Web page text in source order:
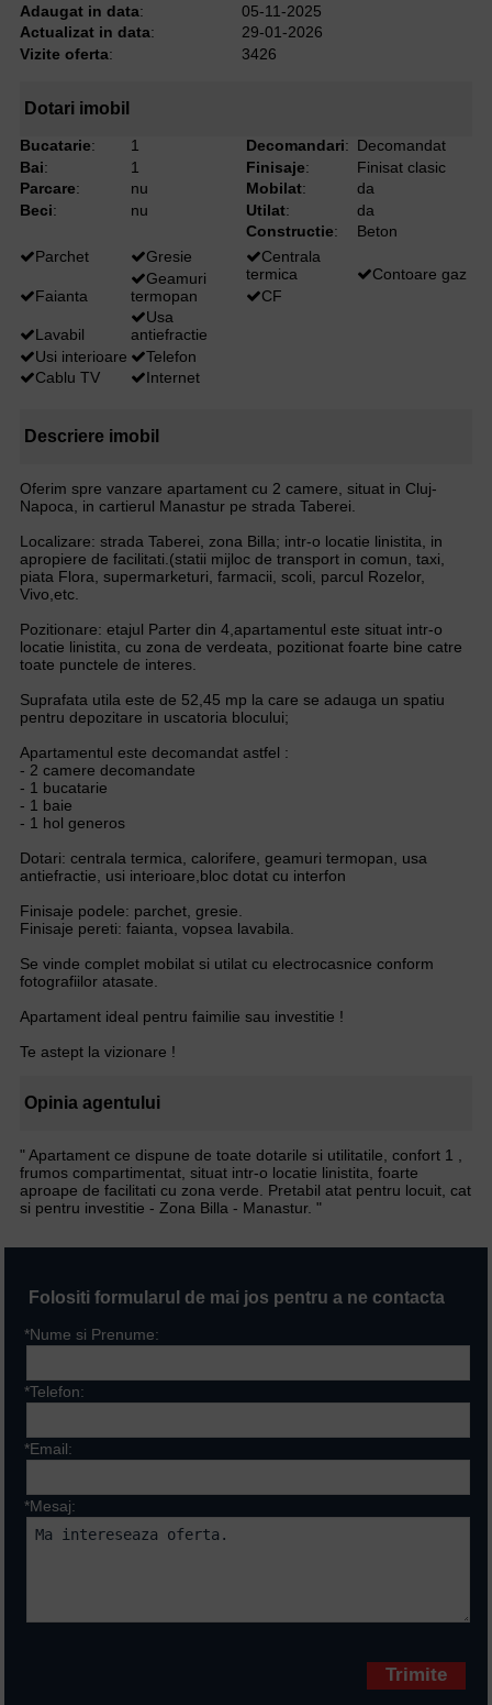
Adaugat in data:
05-11-2025
Actualizat in data:
29-01-2026
Vizite oferta: 3426
Dotari imobil
Bucatarie:
1
Bai:
1
Parcare:
nu
Beci: nu
Decomandari: Decomandat
Finisaje:
Finisat clasic
Mobilat:
da
Utilat:
da
Constructie:
Beton
Parchet
Gresie
Faianta
Geamuri
termopan
Lavabil
Usa
antiefractie
Usi interioare
Telefon
Cablu TV
Internet
Centrala
termica
Contoare gaz
CF
Descriere imobil
Oferim spre vanzare apartament cu 2 camere, situat in Cluj-
Napoca, in cartierul Manastur pe strada Taberei.
Localizare: strada Taberei, zona Billa; intr-o locatie linistita, in
apropiere de facilitati.(statii mijloc de transport in comun, taxi,
piata Flora, supermarketuri, farmacii, scoli, parcul Rozelor,
Vivo,etc.
Pozitionare: etajul Parter din 4,apartamentul este situat intr-o
locatie linistita, cu zona de verdeata, pozitionat foarte bine catre
toate punctele de interes.
Suprafata utila este de 52,45 mp la care se adauga un spatiu
pentru depozitare in uscatoria blocului;
Apartamentul este decomandat astfel :
- 2 camere decomandate
- 1 bucatarie
- 1 baie
- 1 hol generos
Dotari: centrala termica, calorifere, geamuri termopan, usa
antiefractie, usi interioare,bloc dotat cu interfon
Finisaje podele: parchet, gresie.
Finisaje pereti: faianta, vopsea lavabila.
Se vinde complet mobilat si utilat cu electrocasnice conform
fotografiilor atasate.
Apartament ideal pentru faimilie sau investitie !
Te astept la vizionare !
Opinia agentului
" Apartament ce dispune de toate dotarile si utilitatile, confort 1 ,
frumos compartimentat, situat intr-o locatie linistita, foarte
aproape de facilitati cu zona verde. Pretabil atat pentru locuit, cat
si pentru investitie - Zona Billa - Manastur. "
Folositi formularul de mai jos pentru a ne contacta
*Nume si Prenume:
*Telefon:
*Email:
*Mesaj: